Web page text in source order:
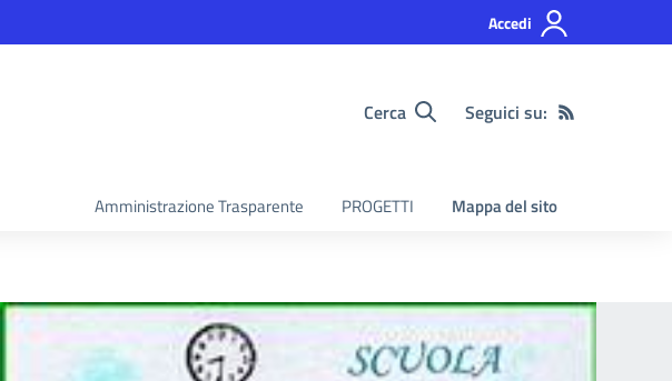
Accedi
Cerca Seguici su:
Amministrazione Trasparente PROGETTI Mappa del sito